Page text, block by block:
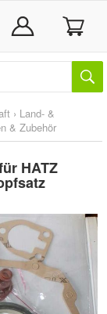
› Land- &
& Zubehör
HATZ